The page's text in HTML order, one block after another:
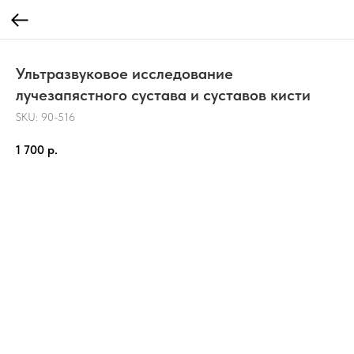
Ультразвуковое исследование
лучезапястного сустава и суставов кисти
SKU: 90-516
1 700 р.